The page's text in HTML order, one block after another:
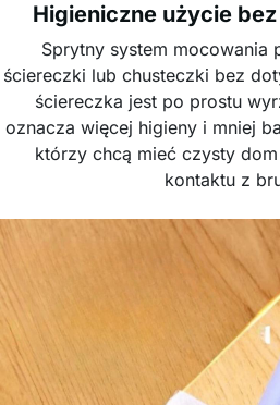
Higieniczne użycie
Sprytny system mocowania
ściereczki lub chusteczki bez
ściereczka jest po prostu
oznacza więcej higieny i mniej
którzy chcą mieć czysty
kontaktu z